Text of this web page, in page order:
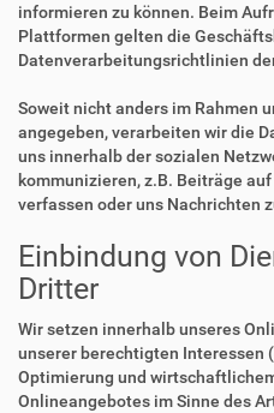
informieren zu können. Beim
Plattformen gelten die
Datenverarbeitungsrichtlinien
Soweit nicht anders im Rahmen
angegeben, verarbeiten wir die
uns innerhalb der sozialen
kommunizieren, z.B. Beiträge
verfassen oder uns Nachrichten
Einbindung von
Dritter
Wir setzen innerhalb unseres
unserer berechtigten Interessen
Optimierung und
Onlineangebotes im Sinne des